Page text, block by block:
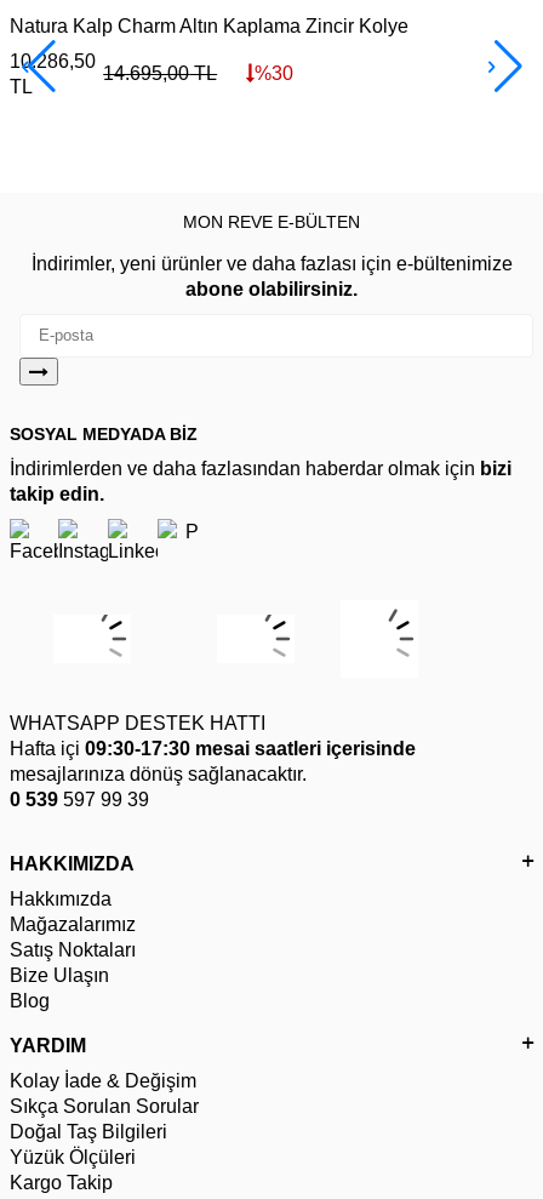
Natura Kalp Charm Altın Kaplama Zincir Kolye
10.286,50
TL
14.695,00TL %30
MON REVE E-BÜLTEN
İndirimler, yeni ürünler ve daha fazlası için e-bültenimize
abone olabilirsiniz.
SOSYAL MEDYADA BİZ
İndirimlerden ve daha fazlasından haberdar olmak için bizi
takip edin.
WHATSAPP DESTEK HATTI
Hafta içi 09:30-17:30 mesai saatleri içerisinde
mesajlarınıza dönüş sağlanacaktır.
0 539 597 99 39
HAKKIMIZDA
Hakkımızda
Mağazalarımız
Satış Noktaları
Bize Ulaşın
Blog
YARDIM
Kolay İade & Değişim
Sıkça Sorulan Sorular
Doğal Taş Bilgileri
Yüzük Ölçüleri
Kargo Takip